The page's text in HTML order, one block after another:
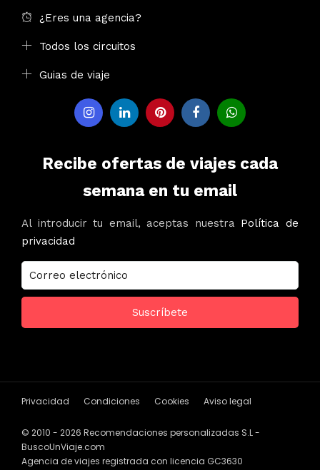
¿Eres una agencia?
Todos los circuitos
Guias de viaje
Recibe ofertas de viajes cada
semana en tu email
Al introducir tu email, aceptas nuestra Política de
privacidad
Privacidad Condiciones Cookies Aviso legal
© 2010 - 2026 Recomendaciones personalizadas S.L -
BuscoUnViaje.com
Agencia de viajes registrada con licencia GC3630